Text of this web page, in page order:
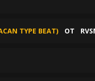
TYPE BEAT) ОТ